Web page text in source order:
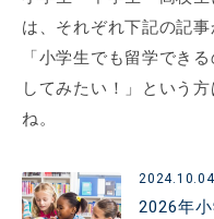
は、それぞれ下記の記
「小学生でも留学でき
してみたい！」という
ね。
2024.10.04
2026年